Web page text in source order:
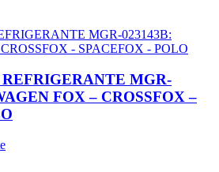
MGR-
FOX – CROSSFOX –